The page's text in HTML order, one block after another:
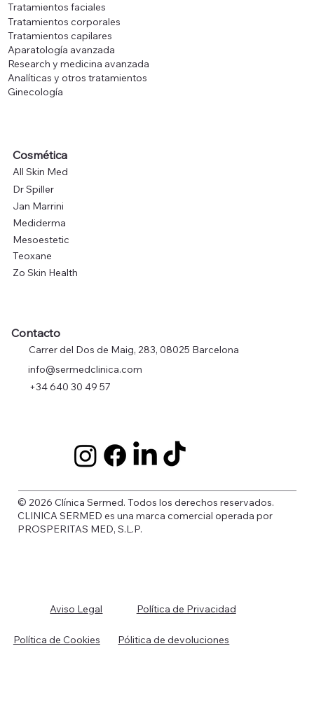
Tratamientos faciales
Tratamientos corporales
Tratamientos capilares
Aparatología avanzada
Research y medicina avanzada
Analíticas y otros tratamientos
Ginecología
Cosmética
All Skin Med
Dr Spiller
Jan Marrini
Mediderma
Mesoestetic
Teoxane
Zo Skin Health
Contacto
Carrer del Dos de Maig, 283, 08025 Barcelona
info@sermedclinica.com
+34 640 30 49 57
© 2026 Clínica Sermed. Todos los derechos reservados.
CLINICA SERMED es una marca comercial operada por
PROSPERITAS MED, S.L.P.
Aviso Legal Política de Privacidad
Política de Cookies Pólitica de devoluciones